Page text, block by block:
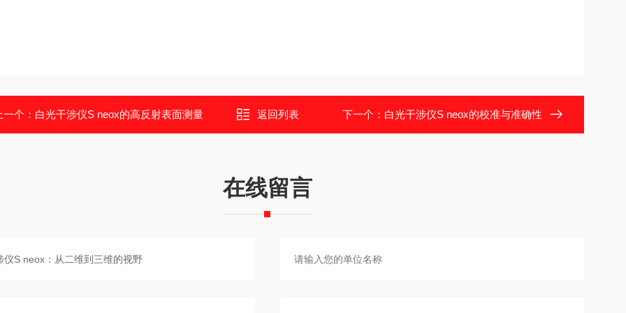
一个： 白光干涉仪S neox的高反射表面测量 返回列表 下一个： 白光干涉仪S neox的校准与准确性
在线留言